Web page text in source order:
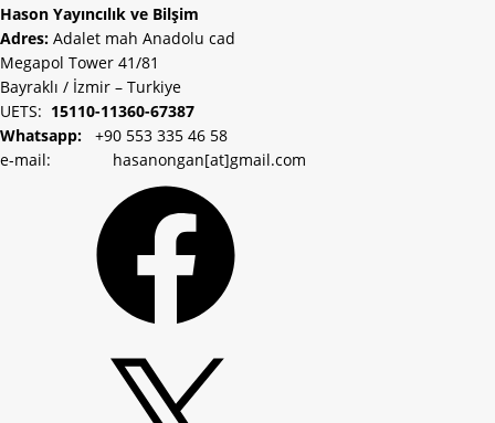
Hason Yayıncılık ve Bilşim
Adres: Adalet mah Anadolu cad
Megapol Tower 41/81
Bayraklı / İzmir – Turkiye
UETS: 15110-11360-67387
Whatsapp: +90 553 335 46 58
e-mail: hasanongan[at]gmail.com